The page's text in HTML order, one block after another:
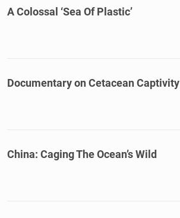
A Colossal ‘Sea Of Plastic’
Documentary on Cetacean Captivity
China: Caging The Ocean’s Wild